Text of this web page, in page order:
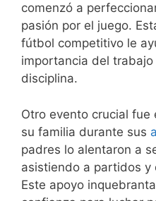
comenzó a
pasión por el juego.
fútbol competitivo le
importancia del trabajo
disciplina.
Otro evento crucial fue
su familia durante sus
padres lo alentaron a
asistiendo a partidos y
Este apoyo